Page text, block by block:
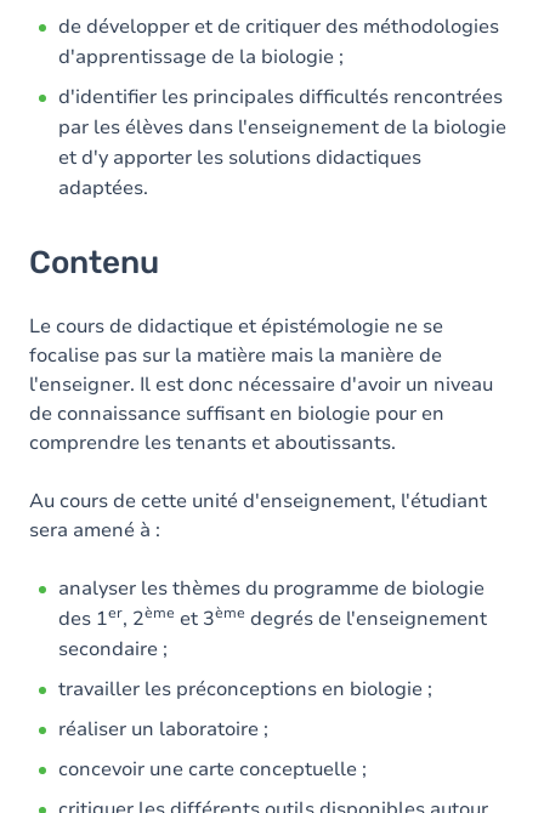
de développer et de critiquer des méthodologies
d'apprentissage de la biologie ;
d'identifier les principales difficultés rencontrées
par les élèves dans l'enseignement de la biologie
et d'y apporter les solutions didactiques
adaptées.
Contenu
Le cours de didactique et épistémologie ne se
focalise pas sur la matière mais la manière de
l'enseigner. Il est donc nécessaire d'avoir un niveau
de connaissance suffisant en biologie pour en
comprendre les tenants et aboutissants.
Au cours de cette unité d'enseignement, l'étudiant
sera amené à :
analyser les thèmes du programme de biologie
des 1er, 2ème et 3ème degrés de l'enseignement
secondaire ;
travailler les préconceptions en biologie ;
réaliser un laboratoire ;
concevoir une carte conceptuelle ;